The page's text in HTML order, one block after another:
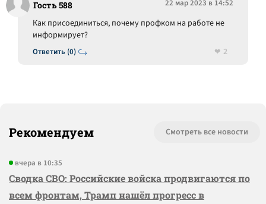
Гость 588 22 мар 2023 в 14:52
Ответить (0)
Как присоединиться, почему профком на работе не
информирует?
2
Рекомендуем Смотреть все новости
вчера в 10:35
Сводка СВО: Российские войска продвигаются по
всем фронтам, Трамп нашёл прогресс в